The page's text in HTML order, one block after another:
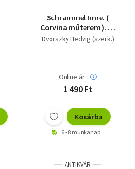
Schrammel Imre. (
Corvina műterem ). 56
szines és fekete-fehér
Dvorszky Hedvig (szerk.)
Online ár:
1 490 Ft
Kosárba
6 - 8 munkanap
ANTIKVÁR